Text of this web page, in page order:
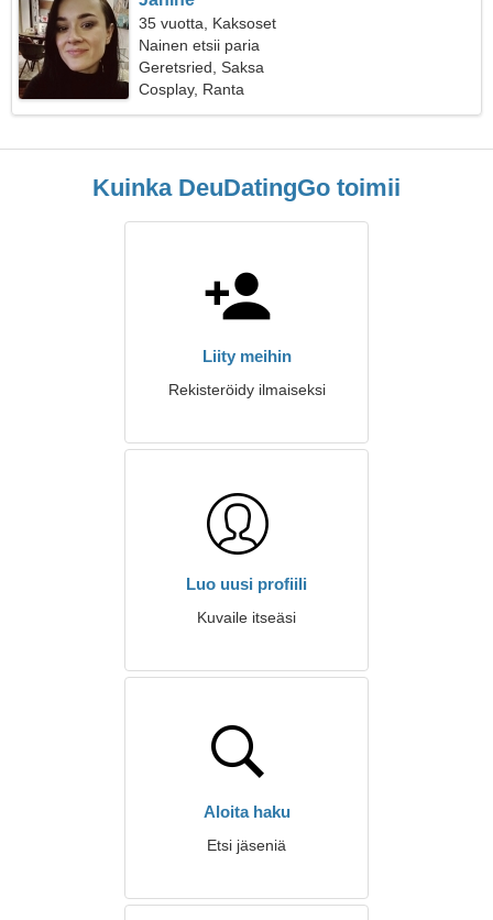
35 vuotta, Kaksoset
Nainen etsii paria
Geretsried, Saksa
Cosplay, Ranta
Kuinka DeuDatingGo toimii
Liity meihin
Rekisteröidy ilmaiseksi
Luo uusi profiili
Kuvaile itseäsi
Aloita haku
Etsi jäseniä